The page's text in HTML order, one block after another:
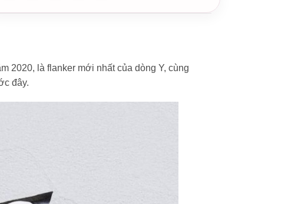
2020, là flanker mới nhất của dòng Y, cùng
đây.